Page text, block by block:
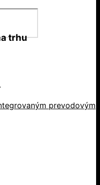
trhu
prevodovým